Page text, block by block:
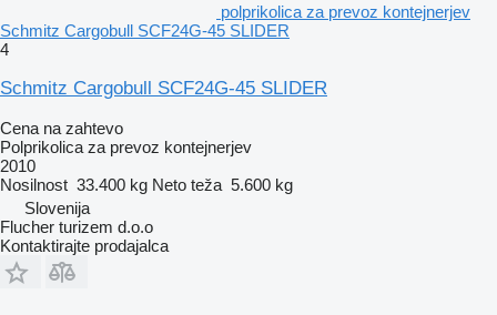
polprikolica za prevoz kontejnerjev
Schmitz Cargobull SCF24G-45 SLIDER
4
Schmitz Cargobull SCF24G-45 SLIDER
Cena na zahtevo
Polprikolica za prevoz kontejnerjev
2010
Nosilnost 33.400 kg Neto teža 5.600 kg
Slovenija
Flucher turizem d.o.o
Kontaktirajte prodajalca